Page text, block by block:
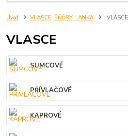
Úvod VLASCE, ŠŇŮRY, LANKA VLASCE
VLASCE
SUMCOVÉ
PŘÍVLAČOVÉ
KAPROVÉ